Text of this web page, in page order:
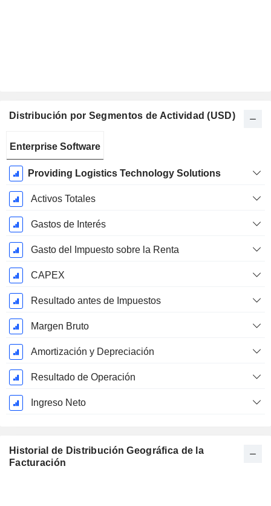
Distribución por Segmentos de Actividad (USD)
fiscal:
Enero
Enterprise Software
Providing Logistics Technology Solutions
Activos Totales
Gastos de Interés
Gasto del Impuesto sobre la Renta
CAPEX
Resultado antes de Impuestos
Margen Bruto
Amortización y Depreciación
Resultado de Operación
Ingreso Neto
Historial de Distribución Geográfica de la
Facturación